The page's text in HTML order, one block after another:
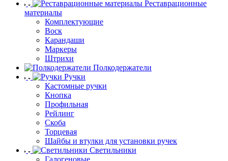
Реставрационные
материалы
Комплектующие
Воск
Карандаши
Маркеры
Штрихи
Полкодержатели
Ручки
Кастомные ручки
Кнопка
Профильная
Рейлинг
Скоба
Торцевая
Шайбы и втулки для установки ручек
Светильники
Галогеновые